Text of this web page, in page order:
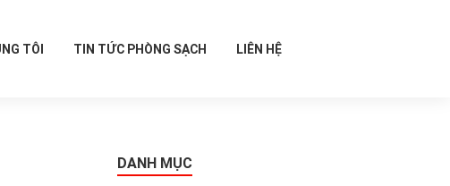
TÔI TIN TỨC PHÒNG SẠCH LIÊN HỆ
DANH MỤC